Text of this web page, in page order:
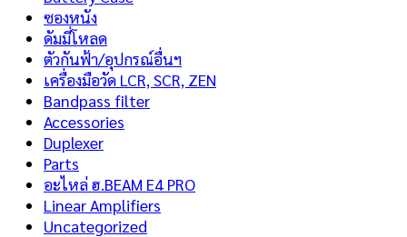
ซองหนัง
ดัมมี่โหลด
ตัวกันฟ้า/อุปกรณ์อื่นฯ
เครื่องมือวัด LCR, SCR, ZEN
Bandpass filter
Accessories
Duplexer
Parts
อะไหล่ ฮ.BEAM E4 PRO
Linear Amplifiers
Uncategorized